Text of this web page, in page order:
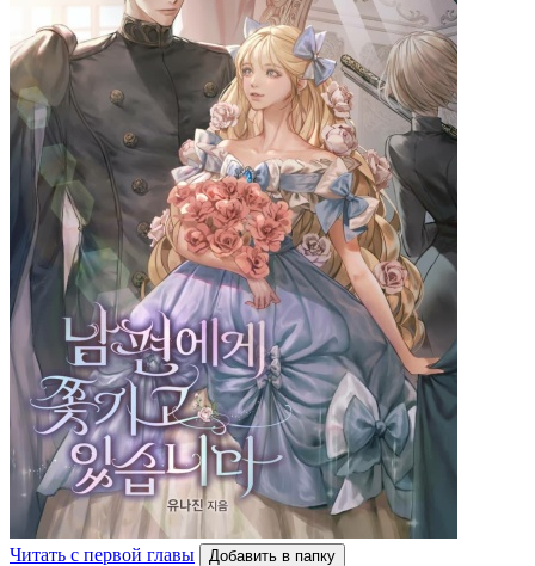
Читать с первой главы Добавить в папку